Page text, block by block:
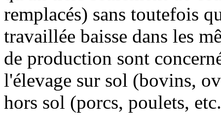
remplacés) sans toutefois
travaillée baisse dans les
de production sont
l'élevage sur sol (bovins,
hors sol (porcs, poulets,